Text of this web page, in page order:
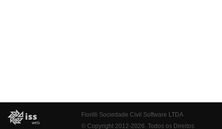
Fiorilli Sociedade Civil Software LTDA
© Copyright 2012-2026. Todos os Direitos